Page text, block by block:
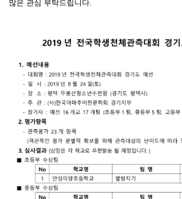
많은 관심 부탁드립니다.